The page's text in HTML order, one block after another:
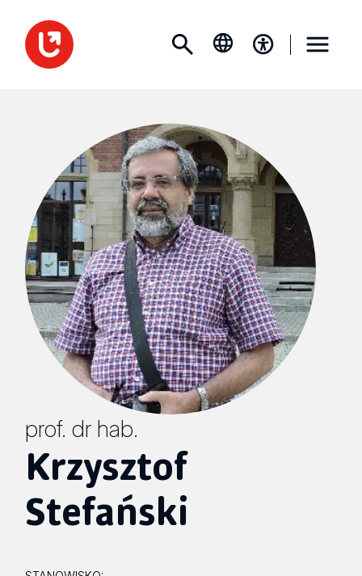
prof. dr hab.
Krzysztof
Stefański